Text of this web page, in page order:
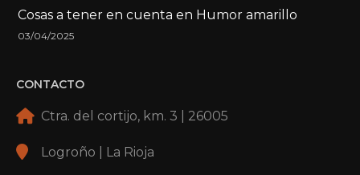
Cosas a tener en cuenta en Humor amarillo
03/04/2025
CONTACTO
Ctra. del cortijo, km. 3 | 26005
Logroño | La Rioja